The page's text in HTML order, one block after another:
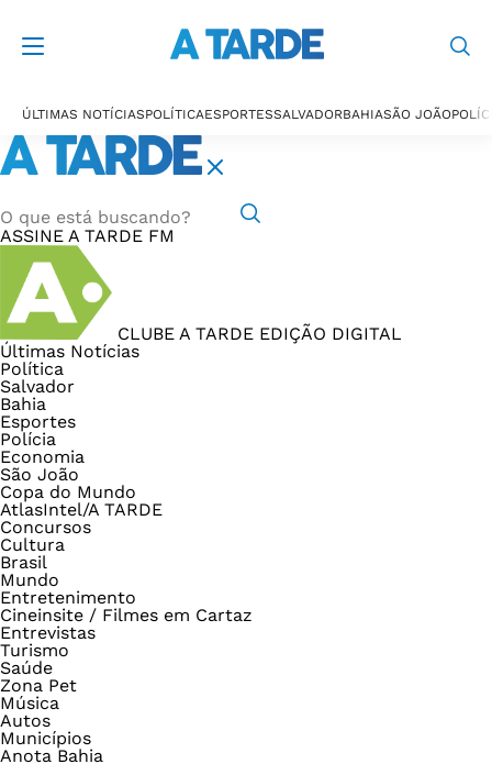
ÚLTIMAS NOTÍCIASPOLÍTICAESPORTESSALVADORBAHIASÃO JOÃO
ASSINE A TARDE FM
CLUBE A TARDE EDIÇÃO DIGITAL
Últimas Notícias
Política
Salvador
Bahia
Esportes
Polícia
Economia
São João
Copa do Mundo
AtlasIntel/A TARDE
Concursos
Cultura
Brasil
Mundo
Entretenimento
Cineinsite / Filmes em Cartaz
Entrevistas
Turismo
Saúde
Zona Pet
Música
Autos
Municípios
Anota Bahia